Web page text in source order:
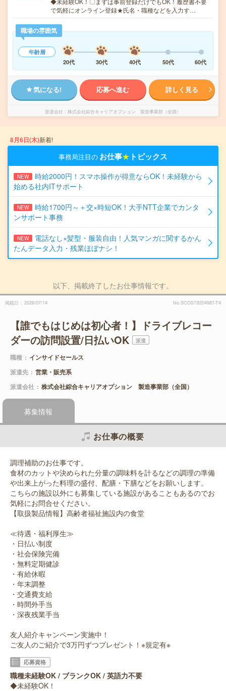
で気軽にオンライン登録★氏名・職種などを入力す…
職場の雰囲気
年齢層
20代
30代 40代 50代 60代
気になる! 応募へ進む 詳しく見る
派遣会社 株式会社綜合キャリアオプション 製造事業部（全国）
8月6日(木)新着!
事務局注目の お仕事★ トピックス
NEW
時給2000円！スマホ操作が得意ならOK！未経験から
始める社内ITサポート
NEW
時給1700円～＋交×時短OK！大手NTT企業でカンタ
ンサポート事務
NEW
電話なし×髪型・服装自由！人気マンガに関するかん
たんデータ入力・残業ほぼナシ！
以下、掲載終了したお仕事情報です。
掲載日 2026/07/14 No.SCOST8204987-T4
【誰でもはじめは初心者！】ドライブレコー
ダーの訪問設置/日払いOK
派遣
職種
インサイドセールス
派遣先
営業・販売系
派遣会社
株式会社綜合キャリアオプション 製造事業部（全国）
募集情報
お仕事の概要
調理補助のお仕事です。
食材のカットや決められた分量の調味料を計るなどの調理の準備
や出来上がった料理の盛付、配膳・下膳などをお願いします。
こちらの施設以外にも募集している施設があることもあるのでお
気軽にお問合せください。
【取扱製品情報】高齢者福祉施設内の食堂
≪待遇・福利厚生≫
・日払い制度
・社会保険完備
・無料定期健診
・有給休暇
・年末調整
・交通費支給
・時間外手当
・深夜残業手当
友人紹介キャンペーン実施中！
ご友人のご紹介で3万円ずつプレゼント！※規定有※
応募資格
職種未経験OK / ブランクOK / 英語力不要
◆未経験OK！